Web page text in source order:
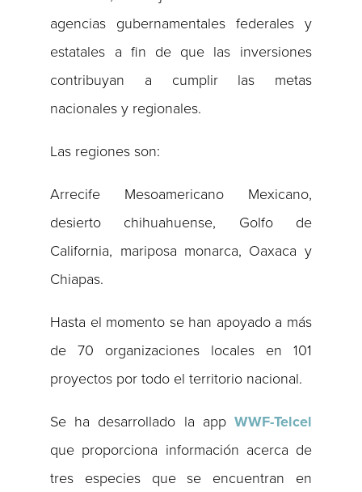
agencias gubernamentales federales y
estatales a fin de que las inversiones
contribuyan a cumplir las metas
nacionales y regionales.
Las regiones son:
Arrecife Mesoamericano Mexicano,
desierto chihuahuense, Golfo de
California, mariposa monarca, Oaxaca y
Chiapas.
Hasta el momento se han apoyado a más
de 70 organizaciones locales en 101
proyectos por todo el territorio nacional.
Se ha desarrollado la app WWF-Telcel
que proporciona información acerca de
tres especies que se encuentran en